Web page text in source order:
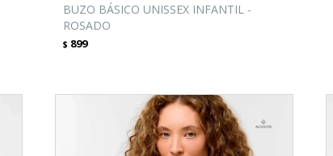
BUZO BÁSICO UNISSEX INFANTIL -
ROSADO
$ 899